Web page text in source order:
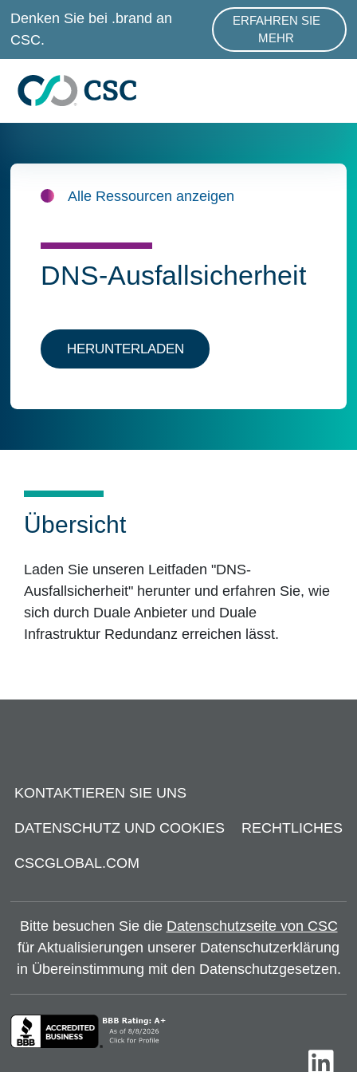
Zum Hauptinhalt springen
Denken Sie bei .brand an
CSC.
ERFAHREN SIE
MEHR
ABOUT .BRAND
Alle Ressourcen anzeigen
DNS-Ausfallsicherheit
HERUNTERLADEN
Übersicht
Laden Sie unseren Leitfaden "DNS-
Ausfallsicherheit" herunter und erfahren Sie, wie
sich durch Duale Anbieter und Duale
Infrastruktur Redundanz erreichen lässt.
KONTAKTIEREN SIE UNS
DATENSCHUTZ UND COOKIES RECHTLICHES
CSCGLOBAL.COM
Bitte besuchen Sie die Datenschutzseite von CSC
für Aktualisierungen unserer Datenschutzerklärung
in Übereinstimmung mit den Datenschutzgesetzen.